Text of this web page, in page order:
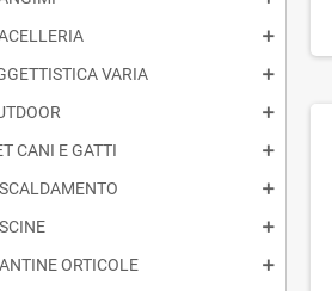
VARIA
CANI E GATTI
ORTICOLE